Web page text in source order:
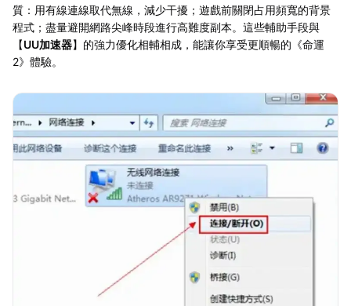
質：用有線連線取代無線，減少干擾；遊戲前關閉占用頻寬的背景
程式；盡量避開網路尖峰時段進行高難度副本。這些輔助手段與
【UU加速器】的強力優化相輔相成，能讓你享受更順暢的《命運
2》體驗。